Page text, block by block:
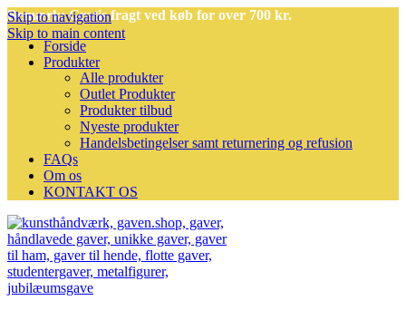
Skip to navigation
Skip to main content
Bemærk: Gratis fragt ved køb for over 700 kr.
Forside
Produkter
Alle produkter
Outlet Produkter
Produkter tilbud
Nyeste produkter
Handelsbetingelser samt returnering og refusion
FAQs
Om os
KONTAKT OS